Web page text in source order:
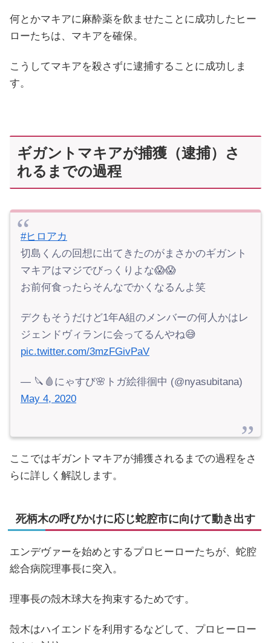
何とかマキアに麻酔薬を飲ませたことに成功したヒー
ローたちは、マキアを確保。
こうしてマキアを殺さずに逮捕することに成功しま
す。
ギガントマキアが捕獲（逮捕）さ
れるまでの過程
#ヒロアカ
切島くんの回想に出てきたのがまさかのギガント
マキアはマジでびっくりよな😱😱
お前何食ったらそんなでかくなるんよ笑
デクもそうだけど1年A組のメンバーの何人かはレ
ジェンドヴィランに会ってるんやね😅
pic.twitter.com/3mzFGivPaV
— 🔪🩸にゃすび🌸トガ絵徘徊中 (@nyasubitana)
May 4, 2020
ここではギガントマキアが捕獲されるまでの過程をさ
らに詳しく解説します。
死柄木の呼びかけに応じ蛇腔市に向けて動き出す
エンデヴァーを始めとするプロヒーローたちが、蛇腔
総合病院理事長に突入。
理事長の殻木球大を拘束するためです。
殻木はハイエンドを利用するなどして、プロヒーロー